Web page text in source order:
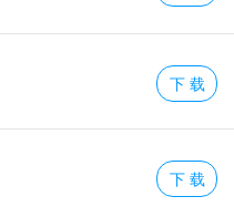
下 载
下 载